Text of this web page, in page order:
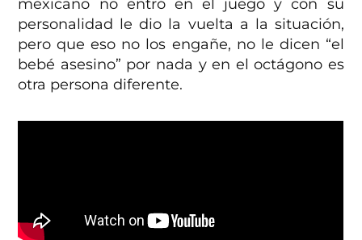
mexicano no entró en el juego y con su
personalidad le dio la vuelta a la situación,
pero que eso no los engañe, no le dicen “el
bebé asesino” por nada y en el octágono es
otra persona diferente.